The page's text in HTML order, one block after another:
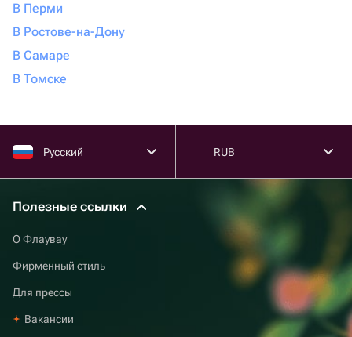
В Перми
В Ростове-на-Дону
В Самаре
В Томске
Русский RUB
Полезные ссылки
О Флаувау
Фирменный стиль
Для прессы
Вакансии